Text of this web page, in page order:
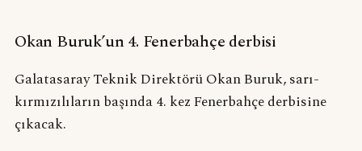
Okan Buruk’un 4. Fenerbahçe derbisi
Galatasaray Teknik Direktörü Okan Buruk, sarı-
kırmızılıların başında 4. kez Fenerbahçe derbisine
çıkacak.